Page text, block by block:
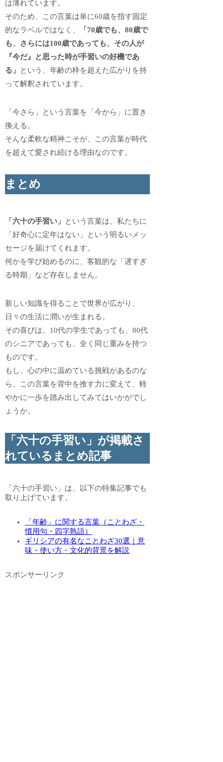
は薄れています。
そのため、この言葉は単に60歳を指す固定
的なラベルではなく、
「70歳でも、80歳で
も、さらには100歳であっても、その人が
『今だ』と思った時が手習いの好機であ
る」
という、年齢の枠を超えた広がりを持
って解釈されています。
「今さら」という言葉を「今から」に置き
換える。
そんな柔軟な精神こそが、この言葉が時代
を超えて愛され続ける理由なのです。
まとめ
「六十の手習い」
という言葉は、私たちに
「好奇心に定年はない」という明るいメッ
セージを届けてくれます。
何かを学び始めるのに、客観的な「遅すぎ
る時期」など存在しません。
新しい知識を得ることで世界が広がり、
日々の生活に潤いが生まれる。
その喜びは、10代の学生であっても、80代
のシニアであっても、全く同じ重みを持つ
ものです。
もし、心の中に温めている挑戦があるのな
ら、この言葉を背中を推す力に変えて、軽
やかに一歩を踏み出してみてはいかがでし
ょうか。
「六十の手習い」が掲載さ
れているまとめ記事
「六十の手習い」は、以下の特集記事でも
取り上げています。
「年齢」に関する言葉（ことわざ・
慣用句・四字熟語）
ギリシアの有名なことわざ30選｜意
味・使い方・文化的背景を解説
スポンサーリンク